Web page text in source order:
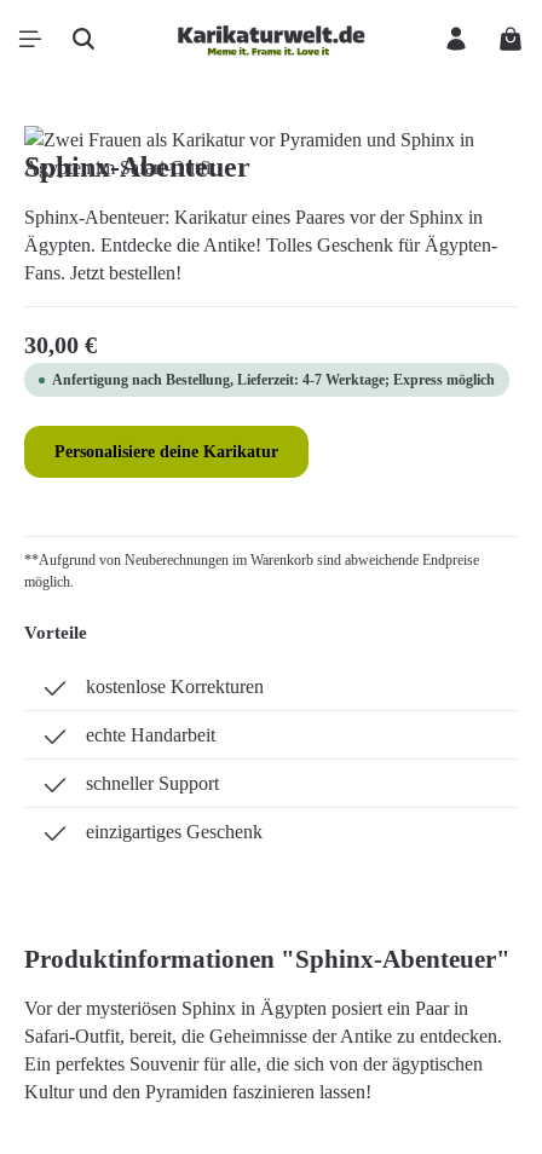
Zum Hauptinhalt springen
Bildergalerie überspringen
Sphinx-Abenteuer
Sphinx-Abenteuer: Karikatur eines Paares vor der Sphinx in
Ägypten. Entdecke die Antike! Tolles Geschenk für Ägypten-
Fans. Jetzt bestellen!
Regulärer Preis:
30,00 €
Anfertigung nach Bestellung, Lieferzeit: 4-7 Werktage; Express möglich
Personalisiere deine Karikatur
**Aufgrund von Neuberechnungen im Warenkorb sind abweichende Endpreise
möglich.
Vorteile
kostenlose Korrekturen
echte Handarbeit
schneller Support
einzigartiges Geschenk
Produktinformationen "Sphinx-Abenteuer"
Vor der mysteriösen Sphinx in Ägypten posiert ein Paar in
Safari-Outfit, bereit, die Geheimnisse der Antike zu entdecken.
Ein perfektes Souvenir für alle, die sich von der ägyptischen
Kultur und den Pyramiden faszinieren lassen!